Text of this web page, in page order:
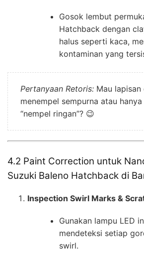
Gosok lembut
Hatchback dengan
halus seperti kaca,
kontaminan yang
Pertanyaan Retoris: Mau lapisan
menempel sempurna atau
“nempel ringan”? 😉
4.2 Paint Correction untuk
Suzuki Baleno Hatchback di
Inspection Swirl Marks &
Gunakan lampu LED
mendeteksi setiap
swirl.